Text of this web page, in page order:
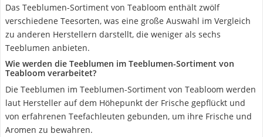
Das Teeblumen-Sortiment von Teabloom enthält zwölf
verschiedene Teesorten, was eine große Auswahl im Vergleich
zu anderen Herstellern darstellt, die weniger als sechs
Teeblumen anbieten.
Wie werden die Teeblumen im Teeblumen-Sortiment von
Teabloom verarbeitet?
Die Teeblumen im Teeblumen-Sortiment von Teabloom werden
laut Hersteller auf dem Höhepunkt der Frische gepflückt und
von erfahrenen Teefachleuten gebunden, um ihre Frische und
Aromen zu bewahren.